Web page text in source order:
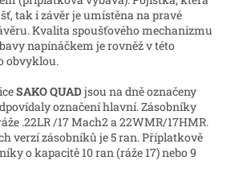
tak i závěr je umístěna na pravé
Kvalita spoušťového mechanizmu
napínáčkem je rovněž v této
obvyklou.
SAKO QUADjsou na dně označeny
označení hlavní. Zásobníky
.22LR /17 Mach2 a 22WMR/17HMR.
verzí zásobníků je 5 ran. Příplatkově
o kapacitě 10 ran (ráže 17) nebo 9